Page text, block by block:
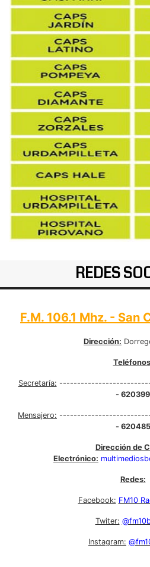
REDES
F.M. 106.1 Mhz. - San
Dirección:
Secretaría:
- 620399
Mensajero:
- 620485
Dirección de
Electrónico:
Redes:
Facebook: FM10
Twiter:
Instagram: